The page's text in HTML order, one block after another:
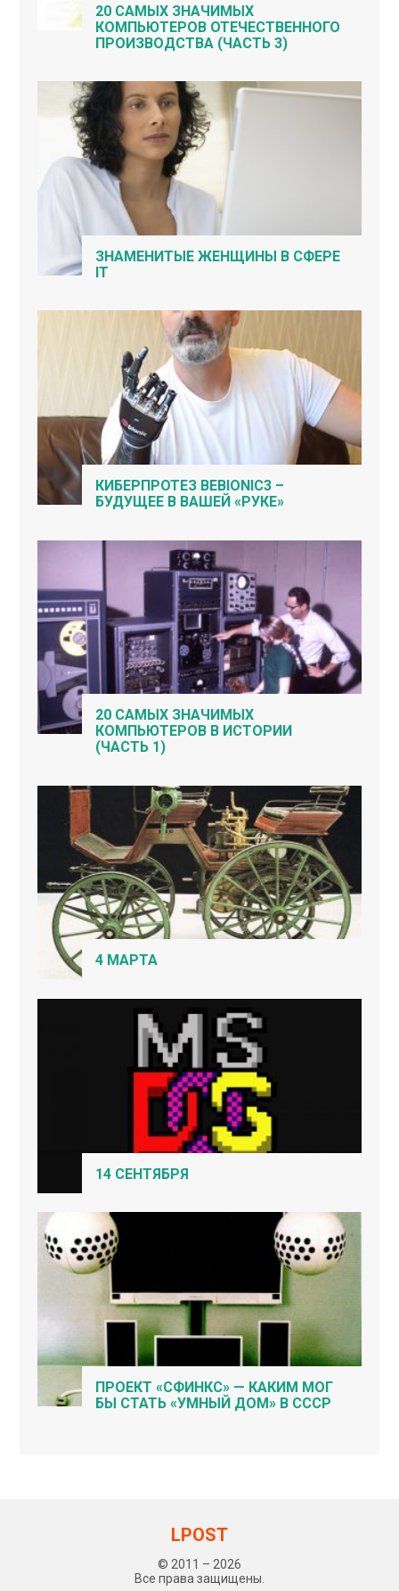
20 САМЫХ ЗНАЧИМЫХ
КОМПЬЮТЕРОВ ОТЕЧЕСТВЕННОГО
ПРОИЗВОДСТВА (ЧАСТЬ 3)
ЗНАМЕНИТЫЕ ЖЕНЩИНЫ В СФЕРЕ
IT
КИБЕРПРОТЕЗ BEBIONIC3 –
БУДУЩЕЕ В ВАШЕЙ «РУКЕ»
20 САМЫХ ЗНАЧИМЫХ
КОМПЬЮТЕРОВ В ИСТОРИИ
(ЧАСТЬ 1)
4 МАРТА
14 СЕНТЯБРЯ
ПРОЕКТ «СФИНКС» — КАКИМ МОГ
БЫ СТАТЬ «УМНЫЙ ДОМ» В СССР
LPOST
© 2011 – 2026
Все права защищены.